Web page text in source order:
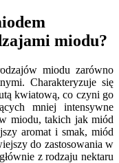
miodu?
miodu zarówno
Charakteryzuje się
kwiatową, co czyni go
mniej intensywne
miodu, takich jak miód
aromat i smak, miód
do zastosowania w
z rodzaju nektaru